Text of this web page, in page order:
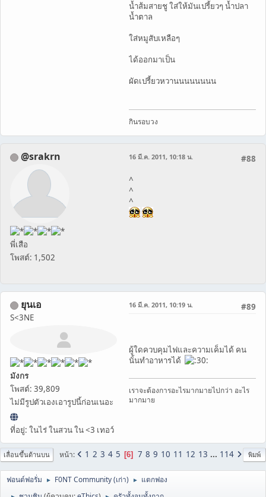
น้ำส้มสายชู ใส่ให้มันเปรี้ยวๆ น้ำปลา
น้ำตาล
ใส่หมูสับเหลือๆ
ได้ออกมาเป็น
ผัดเปรี้ยวหวานนนนนนนน
กินรอบวง
@srakrn
พี่เสือ
โพสต์: 1,502
#88
16 มี.ค. 2011, 10:18 น.
^
^
^
ยุนเอ
S<3NE
มังกร
โพสต์: 39,809
ไม่มีรูปตัวเองเอารูปนี้ก่อนเนอะ
ที่อยู่: ในไร่ ในสวน ใน <3 เทอว์
#89
16 มี.ค. 2011, 10:19 น.
ผู้ใดควบคุมไฟและความเค็มได้ คน
นั้นทำอาหารได้
เราจะต้องการอะไรมากมายไปกว่า อะไร
มากมาย
พิมพ์
เลื่อนขึ้นด้านบน หน้า 1 2 3 4 5 6 7 8 9 10 11 12 13 ... 114
ฟอนต์ฟอรั่ม ► F0NT Community (เก่า) ► แตกฟอง